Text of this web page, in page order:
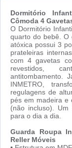
Dormitório
Cômoda 4
O Dormitório
quarto do bebê. O
atóxica possui 3
prateleiras
com 4 gavetas
revestidos,
antitombamento.
INMETRO,
regulagens de
pés em madeira e
(não incluso). Um
para o dia a dia.
Guarda Roupa
Reller Móveis